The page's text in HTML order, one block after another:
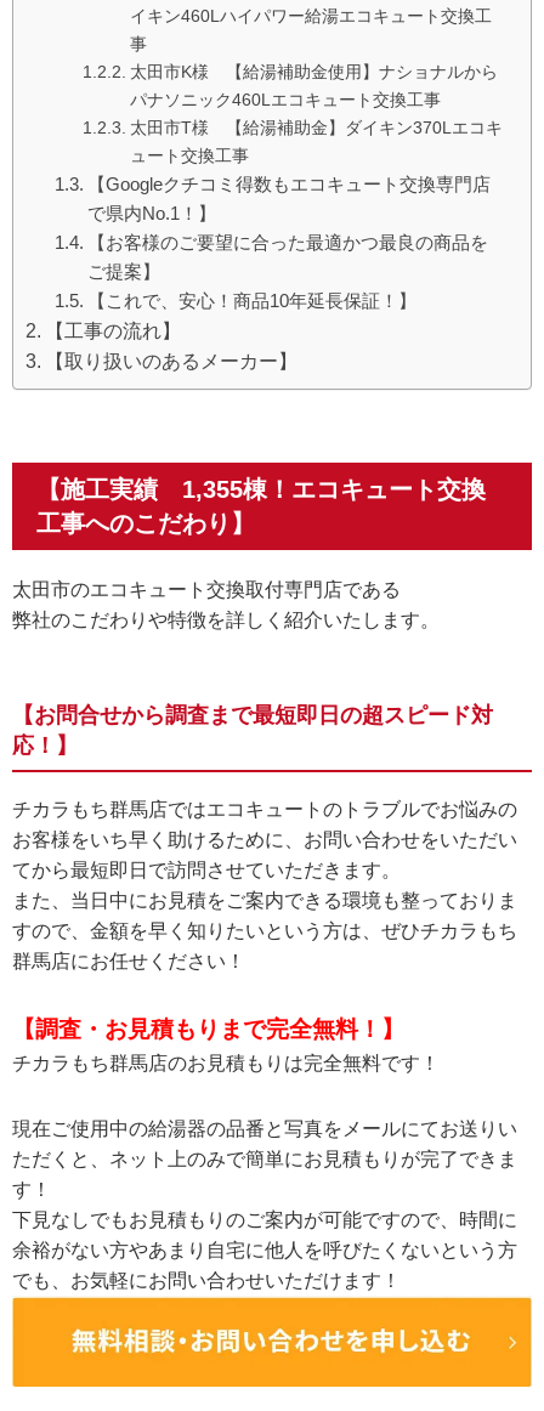
イキン460Lハイパワー給湯エコキュート交換工
事
太田市K様 【給湯補助金使用】ナショナルから
パナソニック460Lエコキュート交換工事
太田市T様 【給湯補助金】ダイキン370Lエコキ
ュート交換工事
【Googleクチコミ得数もエコキュート交換専門店
で県内No.1！】
【お客様のご要望に合った最適かつ最良の商品を
ご提案】
【これで、安心！商品10年延長保証！】
【工事の流れ】
【取り扱いのあるメーカー】
【施工実績 1,355棟！エコキュート交換
工事へのこだわり】
太田市のエコキュート交換取付専門店である
弊社のこだわりや特徴を詳しく紹介いたします。
【お問合せから調査まで最短即日の超スピード対
応！】
チカラもち群馬店ではエコキュートのトラブルでお悩みの
お客様をいち早く助けるために、お問い合わせをいただい
てから最短即日で訪問させていただきます。
また、当日中にお見積をご案内できる環境も整っておりま
すので、金額を早く知りたいという方は、ぜひチカラもち
群馬店にお任せください！
【調査・お見積もりまで完全無料！】
チカラもち群馬店のお見積もりは完全無料です！
現在ご使用中の給湯器の品番と写真をメールにてお送りい
ただくと、ネット上のみで簡単にお見積もりが完了できま
す！
下見なしでもお見積もりのご案内が可能ですので、時間に
余裕がない方やあまり自宅に他人を呼びたくないという方
でも、お気軽にお問い合わせいただけます！